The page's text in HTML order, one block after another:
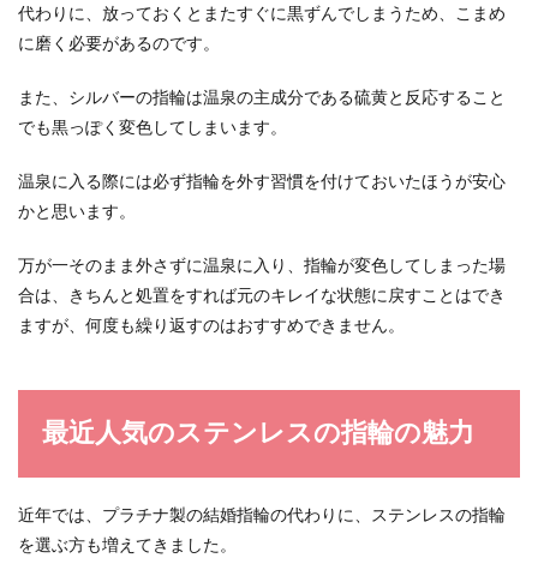
代わりに、放っておくとまたすぐに黒ずんでしまうため、こまめ
に磨く必要があるのです。
また、シルバーの指輪は温泉の主成分である硫黄と反応すること
でも黒っぽく変色してしまいます。
温泉に入る際には必ず指輪を外す習慣を付けておいたほうが安心
かと思います。
万が一そのまま外さずに温泉に入り、指輪が変色してしまった場
合は、きちんと処置をすれば元のキレイな状態に戻すことはでき
ますが、何度も繰り返すのはおすすめできません。
最近人気のステンレスの指輪の魅力
近年では、プラチナ製の結婚指輪の代わりに、ステンレスの指輪
を選ぶ方も増えてきました。